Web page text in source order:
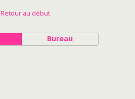
Retour au début
Bureau